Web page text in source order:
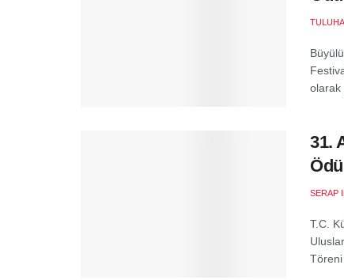
olarak
31.
SERAP
T.C.
Töreni